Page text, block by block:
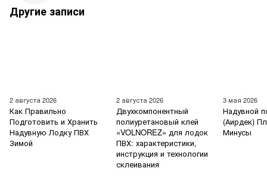
Другие записи
2 августа 2026
Как Правильно
Подготовить и Хранить
Надувную Лодку ПВХ
Зимой
2 августа 2026
Двухкомпонентный
полиуретановый клей
«VOLNOREZ» для лодок
ПВХ: характеристики,
инструкция и технологии
склеивания
3 мая 2026
Надувной
(Аирдек)
Минусы